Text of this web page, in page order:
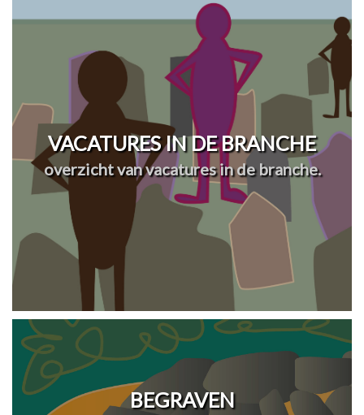
VACATURES IN DE BRANCHE
overzicht van vacatures in de branche.
BEGRAVEN